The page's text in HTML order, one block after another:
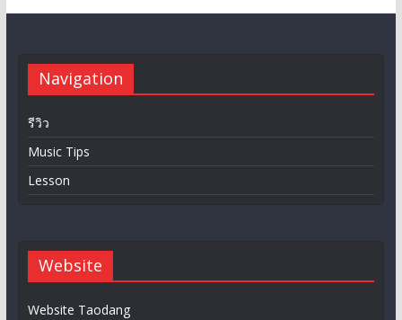
Navigation
รีวิว
Music Tips
Lesson
Website
Website Taodang